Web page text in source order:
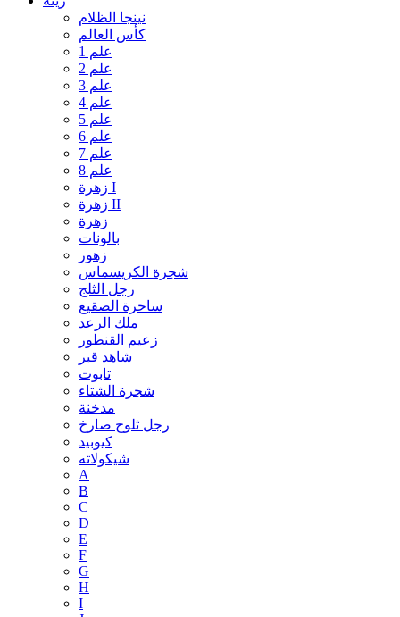
نينجا الظلام
كأس العالم
علم 1
علم 2
علم 3
علم 4
علم 5
علم 6
علم 7
علم 8
زهرة I
زهرة II
زهرة
بالونات
زهور
شجرة الكريسماس
رجل الثلج
ساحرة الصقيع
ملك الرعد
زعيم القنطور
شاهد قبر
تابوت
شجرة الشتاء
مدخنة
رجل ثلوج صارخ
كيوبيد
شيكولاته
A
B
C
D
E
F
G
H
I